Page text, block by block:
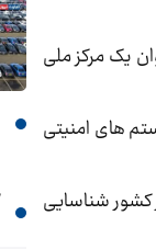
یک مرکز ملی
های امنیتی
کشور شناسایی